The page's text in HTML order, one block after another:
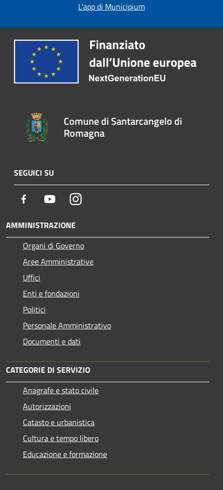
L'app di Municipium
Comune di Santarcangelo di
Romagna
SEGUICI SU
Facebook YoutubeInstagram
AMMINISTRAZIONE
Organi di Governo
Aree Amministrative
Uffici
Enti e fondazioni
Politici
Personale Amministrativo
Documenti e dati
CATEGORIE DI SERVIZIO
Anagrafe e stato civile
Autorizzazioni
Catasto e urbanistica
Cultura e tempo libero
Educazione e formazione